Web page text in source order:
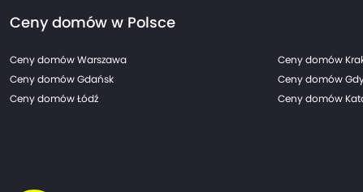
Ceny domów w Polsce
Ceny domów Warszawa Ceny domów
Ceny domów Gdańsk
Ceny domów
Ceny domów Łódź
Ceny domów